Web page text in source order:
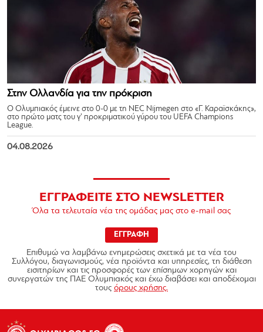
Στην Ολλανδία για την πρόκριση
Ο Ολυμπιακός έμεινε στο 0-0 με τη NEC Nijmegen στο «Γ. Καραϊσκάκης»,
στο πρώτο ματς του γ’ προκριματικού γύρου του UEFA Champions
League.
04.08.2026
ΕΓΓΡΑΦΕΙΤΕ ΣΤΟ NEWSLETTER
Όλα τα τελευταία νέα της ομάδας μας στο e-mail σας
ΕΓΓΡΑΦΗ
Επιθυμώ να λαμβάνω ενημερώσεις σχετικά με τα νέα του
Συλλόγου, διαγωνισμούς, νέα προϊόντα και υπηρεσίες, τη διάθεση
εισιτηρίων και τις προσφορές των επίσημων χορηγών και
συνεργατών της ΠΑΕ Ολυμπιακός και έχω διαβάσει και αποδέχομαι
τους όρους χρήσης.